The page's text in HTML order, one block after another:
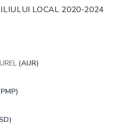
LOCAL 2020-2024
(AUR)